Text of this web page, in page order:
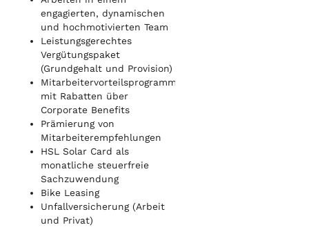
engagierten, dynamischen
und hochmotivierten Team
Leistungsgerechtes
Vergütungspaket
(Grundgehalt und Provision)
Mitarbeitervorteilsprogramme
mit Rabatten über
Corporate Benefits
Prämierung von
Mitarbeiterempfehlungen
HSL Solar Card als
monatliche steuerfreie
Sachzuwendung
Bike Leasing
Unfallversicherung (Arbeit
und Privat)